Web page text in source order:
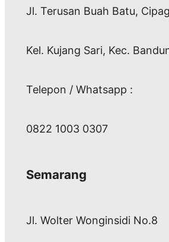
Jl. Terusan Buah Batu,
Kel. Kujang Sari, Kec.
Telepon / Whatsapp :
0822 1003 0307
Semarang
Jl. Wolter Wonginsidi No.8